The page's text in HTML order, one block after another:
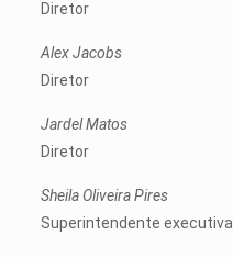
Diretor
Alex Jacobs
Diretor
Jardel Matos
Diretor
Sheila Oliveira Pires
Superintendente executiva